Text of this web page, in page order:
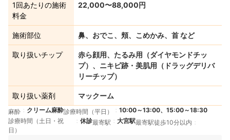
1回あたりの施術
料金
22,000〜88,000円
施術部位 鼻、おでこ、頬、こめかみ、首 など
取り扱いチップ
赤ら顔用、たるみ用（ダイヤモンドチッ
プ）、ニキビ跡・美肌用（ドラッグデリバ
リーチップ）
取り扱い薬剤 マックーム
麻酔 クリーム麻酔診療時間（平日）
10:00～13:00、15:00～18:30
診療時間（土日・祝
日）
休診最寄駅 大宮駅最寄駅徒歩10分以内